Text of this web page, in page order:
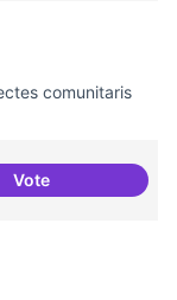
comunitaris
VoteArtenea